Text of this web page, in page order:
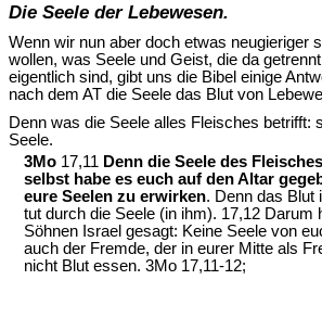
Die Seele der Lebewesen.
Wenn wir nun aber doch etwas neugieriger
wollen, was Seele und Geist, die da
eigentlich sind, gibt uns die Bibel einige
nach dem AT die Seele das Blut von
Denn was die Seele alles Fleisches betrifft:
Seele.
3Mo 17,11 Denn die Seele des
selbst habe es euch auf den Altar
eure Seelen zu erwirken. Denn das Blut
tut durch die Seele (in ihm). 17,12 Darum
Söhnen Israel gesagt: Keine Seele von
auch der Fremde, der in eurer Mitte als
nicht Blut essen. 3Mo 17,11-12;